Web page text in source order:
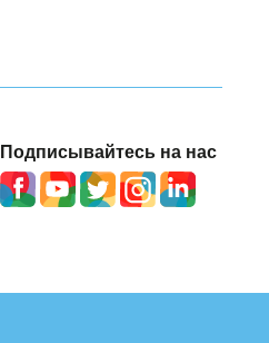
Подписывайтесь на нас